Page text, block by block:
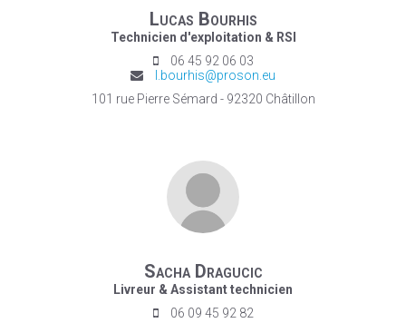
Lucas Bourhis
Technicien d'exploitation & RSI
06 45 92 06 03
l.bourhis@proson.eu
101 rue Pierre Sémard - 92320 Châtillon
Sacha Dragucic
Livreur & Assistant technicien
06 09 45 92 82